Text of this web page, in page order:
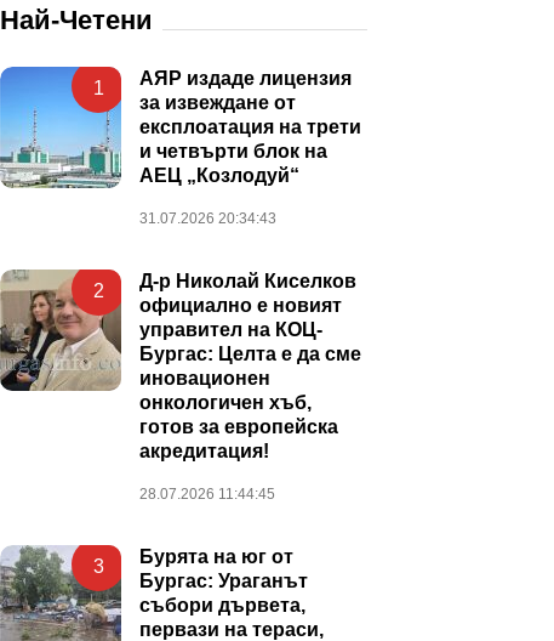
Най-Четени
1
АЯР издаде лицензия
за извеждане от
експлоатация на трети
и четвърти блок на
АЕЦ „Козлодуй“
31.07.2026 20:34:43
2
Д-р Николай Киселков
официално е новият
управител на КОЦ-
Бургас: Целта е да сме
иновационен
онкологичен хъб,
готов за европейска
акредитация!
28.07.2026 11:44:45
3
Бурята на юг от
Бургас: Ураганът
събори дървета,
первази на тераси,